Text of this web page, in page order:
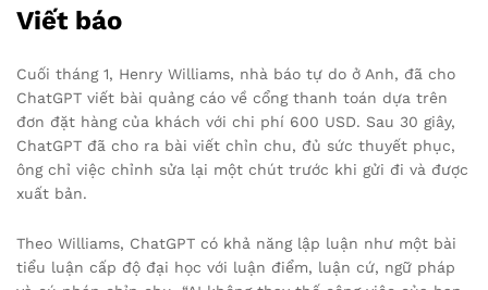
Viết báo
Cuối tháng 1, Henry Williams, nhà báo tự do ở Anh, đã cho
ChatGPT viết bài quảng cáo về cổng thanh toán dựa trên
đơn đặt hàng của khách với chi phí 600 USD. Sau 30 giây,
ChatGPT đã cho ra bài viết chỉn chu, đủ sức thuyết phục,
ông chỉ việc chỉnh sửa lại một chút trước khi gửi đi và được
xuất bản.
Theo Williams, ChatGPT có khả năng lập luận như một bài
tiểu luận cấp độ đại học với luận điểm, luận cứ, ngữ pháp